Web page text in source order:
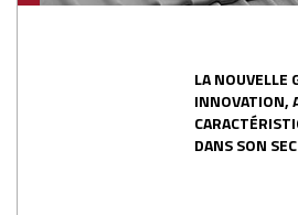
LA NOUVELLE
INNOVATION,
DANS SON